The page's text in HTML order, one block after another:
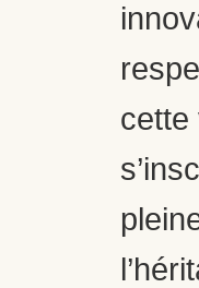
cette